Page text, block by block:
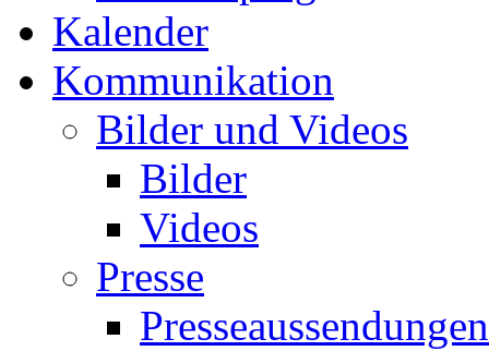
Kalender
Kommunikation
Bilder und Videos
Bilder
Videos
Presse
Presseaussendungen